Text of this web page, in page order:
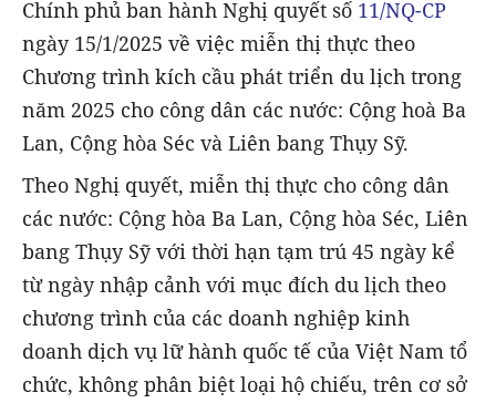
Chính phủ ban hành Nghị quyết số 11/NQ-CP
ngày 15/1/2025 về việc miễn thị thực theo
Chương trình kích cầu phát triển du lịch trong
năm 2025 cho công dân các nước: Cộng hoà Ba
Lan, Cộng hòa Séc và Liên bang Thụy Sỹ.
Theo Nghị quyết, miễn thị thực cho công dân
các nước: Cộng hòa Ba Lan, Cộng hòa Séc, Liên
bang Thụy Sỹ với thời hạn tạm trú 45 ngày kể
từ ngày nhập cảnh với mục đích du lịch theo
chương trình của các doanh nghiệp kinh
doanh dịch vụ lữ hành quốc tế của Việt Nam tổ
chức, không phân biệt loại hộ chiếu, trên cơ sở